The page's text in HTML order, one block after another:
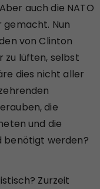
auch die NATO
Nun
von Clinton
zu lüften, selbst
dies nicht aller
die
und die
benötigt werden?
Zurzeit